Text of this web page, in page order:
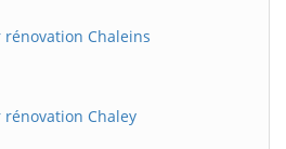
Chaleins
Chaley